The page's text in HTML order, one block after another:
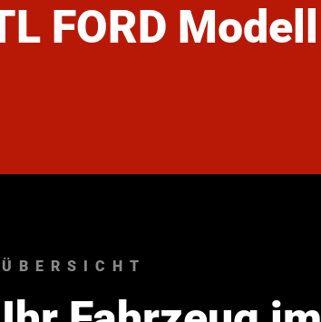
FORD Modell
ÜBERSICHT